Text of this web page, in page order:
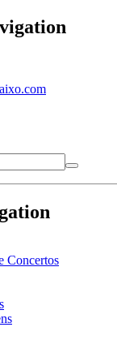
Concertos